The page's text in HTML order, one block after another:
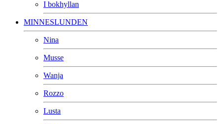
I bokhyllan
MINNESLUNDEN
Nina
Musse
Wanja
Rozzo
Lusta